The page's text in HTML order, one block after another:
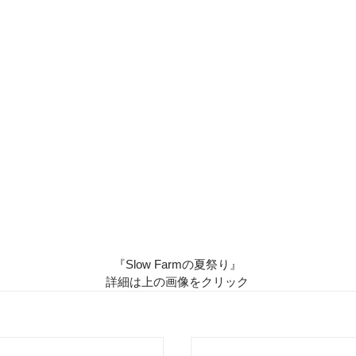
『Slow Farmの夏祭り』
詳細は上の画像をクリック